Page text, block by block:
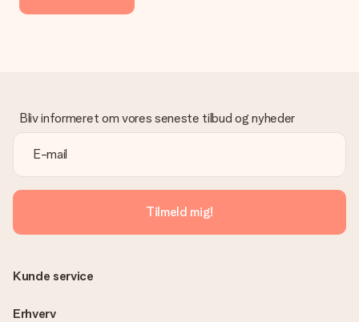
Bliv informeret om vores seneste tilbud og nyheder
Tilmeld mig!
Kunde service
Erhverv